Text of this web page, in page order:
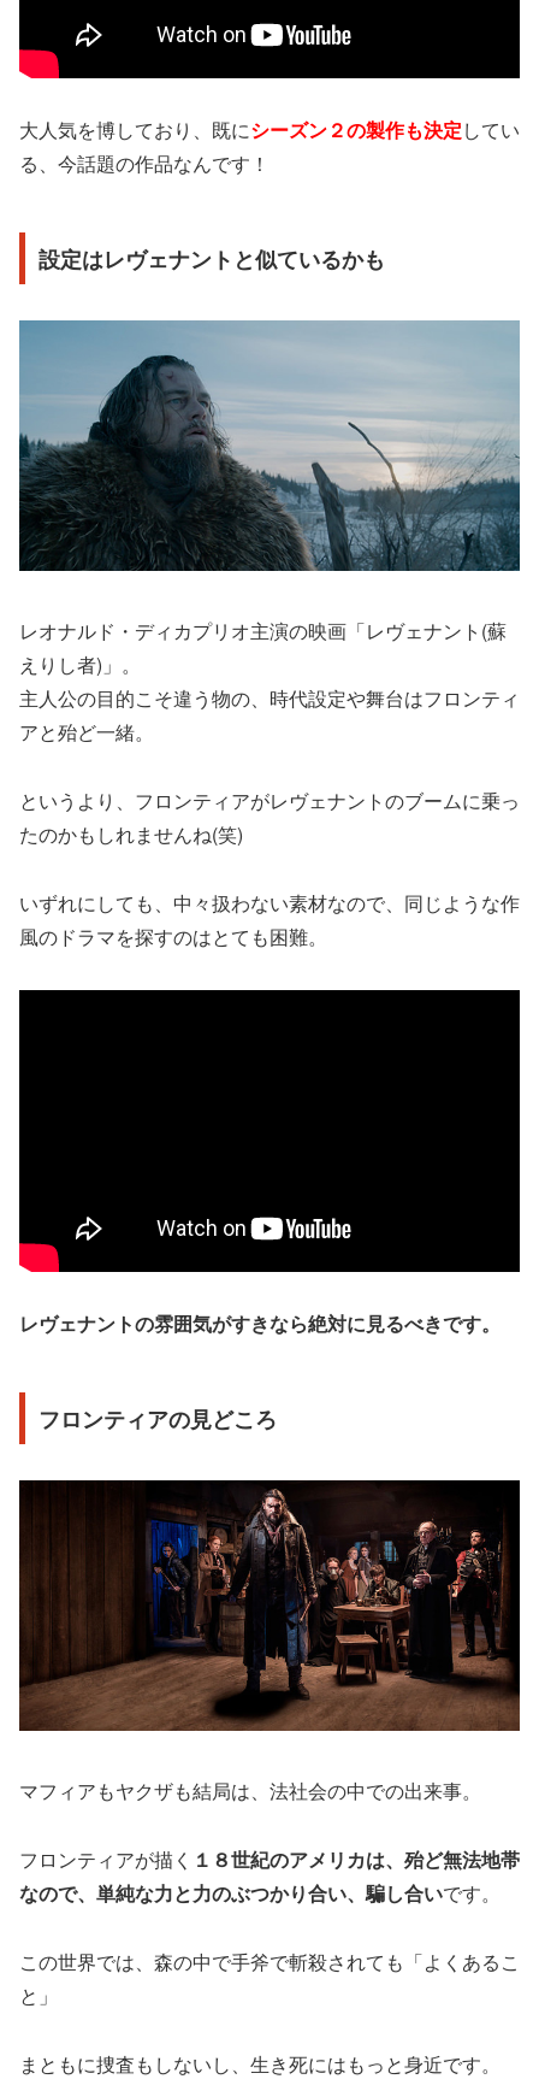
大人気を博しており、既にシーズン２の製作も決定してい
る、今話題の作品なんです！
設定はレヴェナントと似ているかも
レオナルド・ディカプリオ主演の映画「レヴェナント(蘇
えりし者)」。
主人公の目的こそ違う物の、時代設定や舞台はフロンティ
アと殆ど一緒。
というより、フロンティアがレヴェナントのブームに乗っ
たのかもしれませんね(笑)
いずれにしても、中々扱わない素材なので、同じような作
風のドラマを探すのはとても困難。
レヴェナントの雰囲気がすきなら絶対に見るべきです。
フロンティアの見どころ
マフィアもヤクザも結局は、法社会の中での出来事。
フロンティアが描く １８世紀のアメリカは、殆ど無法地帯
なので、単純な力と力のぶつかり合い、騙し合いです。
この世界では、森の中で手斧で斬殺されても「よくあるこ
と」
まともに捜査もしないし、生き死にはもっと身近です。